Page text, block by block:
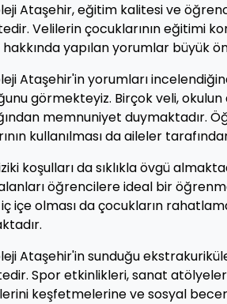
Ataşehir, eğitim kalitesi ve
Velilerin çocuklarının eğitimi
yapılan yorumlar büyük
Ataşehir'in yorumları
görmekteyiz. Birçok veli,
memnuniyet duymaktadır.
kullanılması da aileler
koşulları da sıklıkla övgü
öğrencilere ideal bir
içe olması da çocukların
Ataşehir'in sunduğu
Spor etkinlikleri, sanat
keşfetmelerine ve sosyal